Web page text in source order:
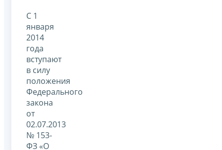
С 1
января
2014
года
вступают
в силу
положения
Федерального
закона
от
02.07.2013
№ 153-
ФЗ «О